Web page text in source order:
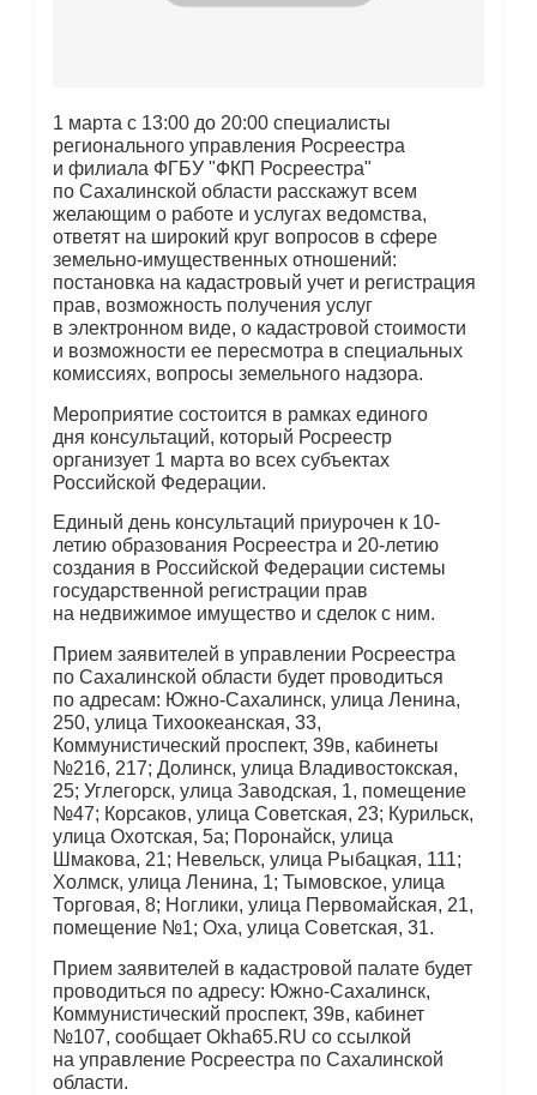
1 марта c 13:00 до 20:00 специалисты
регионального управления Росреестра
и филиала ФГБУ "ФКП Росреестра"
по Сахалинской области расскажут всем
желающим о работе и услугах ведомства,
ответят на широкий круг вопросов в сфере
земельно-имущественных отношений:
постановка на кадастровый учет и регистрация
прав, возможность получения услуг
в электронном виде, о кадастровой стоимости
и возможности ее пересмотра в специальных
комиссиях, вопросы земельного надзора.
Мероприятие состоится в рамках единого
дня консультаций, который Росреестр
организует 1 марта во всех субъектах
Российской Федерации.
Единый день консультаций приурочен к 10-
летию образования Росреестра и 20-летию
создания в Российской Федерации системы
государственной регистрации прав
на недвижимое имущество и сделок с ним.
Прием заявителей в управлении Росреестра
по Сахалинской области будет проводиться
по адресам: Южно-Сахалинск, улица Ленина,
250, улица Тихоокеанская, 33,
Коммунистический проспект, 39в, кабинеты
№216, 217; Долинск, улица Владивостокская,
25; Углегорск, улица Заводская, 1, помещение
№47; Корсаков, улица Советская, 23; Курильск,
улица Охотская, 5а; Поронайск, улица
Шмакова, 21; Невельск, улица Рыбацкая, 111;
Холмск, улица Ленина, 1; Тымовское, улица
Торговая, 8; Ноглики, улица Первомайская, 21,
помещение №1; Оха, улица Советская, 31.
Прием заявителей в кадастровой палате будет
проводиться по адресу: Южно-Сахалинск,
Коммунистический проспект, 39в, кабинет
№107, сообщает Okha65.RU со ссылкой
на управление Росреестра по Сахалинской
области.